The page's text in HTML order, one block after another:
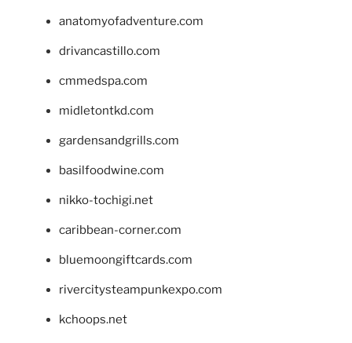
anatomyofadventure.com
drivancastillo.com
cmmedspa.com
midletontkd.com
gardensandgrills.com
basilfoodwine.com
nikko-tochigi.net
caribbean-corner.com
bluemoongiftcards.com
rivercitysteampunkexpo.com
kchoops.net